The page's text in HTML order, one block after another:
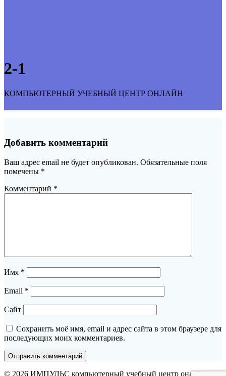
2-1
КОМПЬЮТЕРНЫЙ УЧЕБНЫЙ ЦЕНТР ОНЛАЙН
Добавить комментарий
Ваш адрес email не будет опубликован. Обязательные поля
помечены *
Комментарий *
Имя *
Email *
Сайт
Сохранить моё имя, email и адрес сайта в этом браузере для
последующих моих комментариев.
© 2026 ИМПУЛЬС компьютерный учебный центр онлайн.